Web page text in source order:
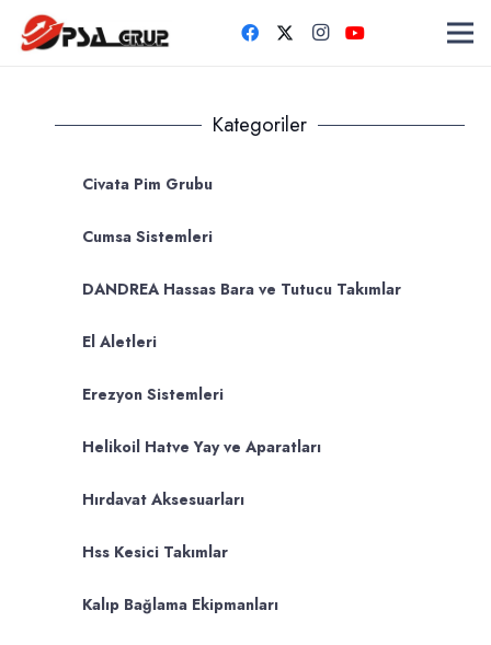
Kategoriler
Civata Pim Grubu
Cumsa Sistemleri
DANDREA Hassas Bara ve Tutucu Takımlar
El Aletleri
Erezyon Sistemleri
Helikoil Hatve Yay ve Aparatları
Hırdavat Aksesuarları
Hss Kesici Takımlar
Kalıp Bağlama Ekipmanları